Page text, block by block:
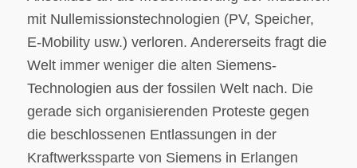
mit Nullemissionstechnologien (PV, Speicher,
E-Mobility usw.) verloren. Andererseits fragt die
Welt immer weniger die alten Siemens-
Technologien aus der fossilen Welt nach. Die
gerade sich organisierenden Proteste gegen
die beschlossenen Entlassungen in der
Kraftwerkssparte von Siemens in Erlangen